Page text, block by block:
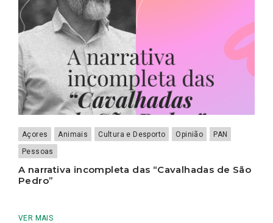
Açores Animais Cultura e Desporto Opinião
PAN
Pessoas
A narrativa incompleta das “Cavalhadas de São
Pedro”
VER MAIS